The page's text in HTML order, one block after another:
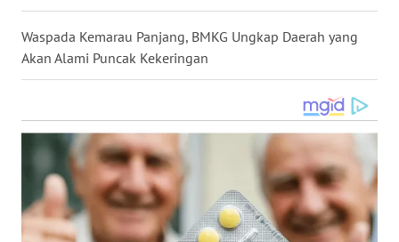
Waspada Kemarau Panjang, BMKG Ungkap Daerah yang
Akan Alami Puncak Kekeringan
WN
KALTARA
WN
WN
KALTIM
WN
SULSEL